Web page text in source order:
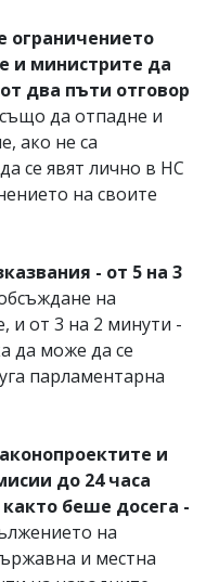
ограничението
и министрите да
два пъти отговор
да отпадне и
ако не са
се явят лично в НС
на своите
- от 5 на 3
на
и от 3 на 2 минути -
да може да се
парламентарна
и
до 24 часа
беше досега -
на
и местна